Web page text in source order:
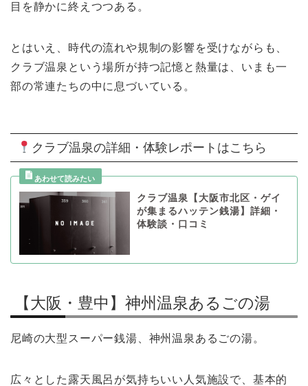
目を静かに終えつつある。
とはいえ、時代の流れや規制の影響を受けながらも、
クラブ温泉という場所が持つ記憶と熱量は、いまも一
部の常連たちの中に息づいている。
クラブ温泉の詳細・体験レポートはこちら
クラブ温泉【大阪市北区・ゲイ
が集まるハッテン銭湯】詳細・
体験談・口コミ
【大阪・豊中】神州温泉あるごの湯
尼崎の大型スーパー銭湯、神州温泉あるごの湯。
広々とした露天風呂が気持ちいい人気施設で、基本的